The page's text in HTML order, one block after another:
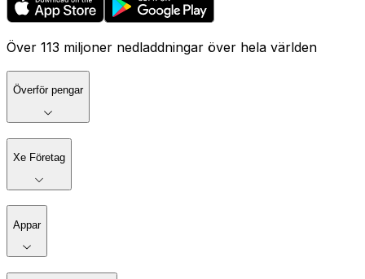
Över 113 miljoner nedladdningar över hela världen
Överför pengar
Xe Företag
Appar